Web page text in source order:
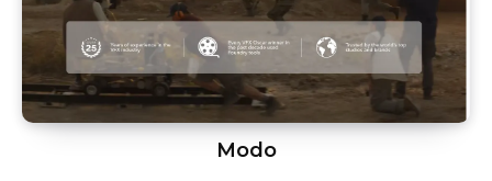
Modo